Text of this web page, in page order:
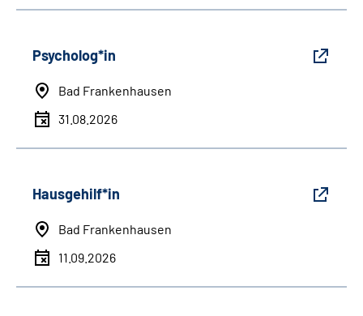
Psycholog*in
Bad Frankenhausen
31.08.2026
Hausgehilf*in
Bad Frankenhausen
11.09.2026